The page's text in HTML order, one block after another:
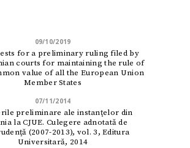
09/10/2019
for a preliminary ruling filed by
courts for maintaining the rule of
value of all the European Union
Member States
07/11/2014
preliminare ale instanţelor din
la CJUE. Culegere adnotată de
(2007-2013), vol. 3, Editura
Universitară, 2014